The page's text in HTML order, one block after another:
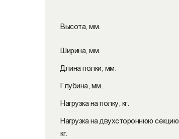
Высота, мм.
Ширина, мм.
Длина полки, мм.
Глубина, мм.
Нагрузка на полку, кг.
Нагрузка на двухстороннюю секцию,
кг.